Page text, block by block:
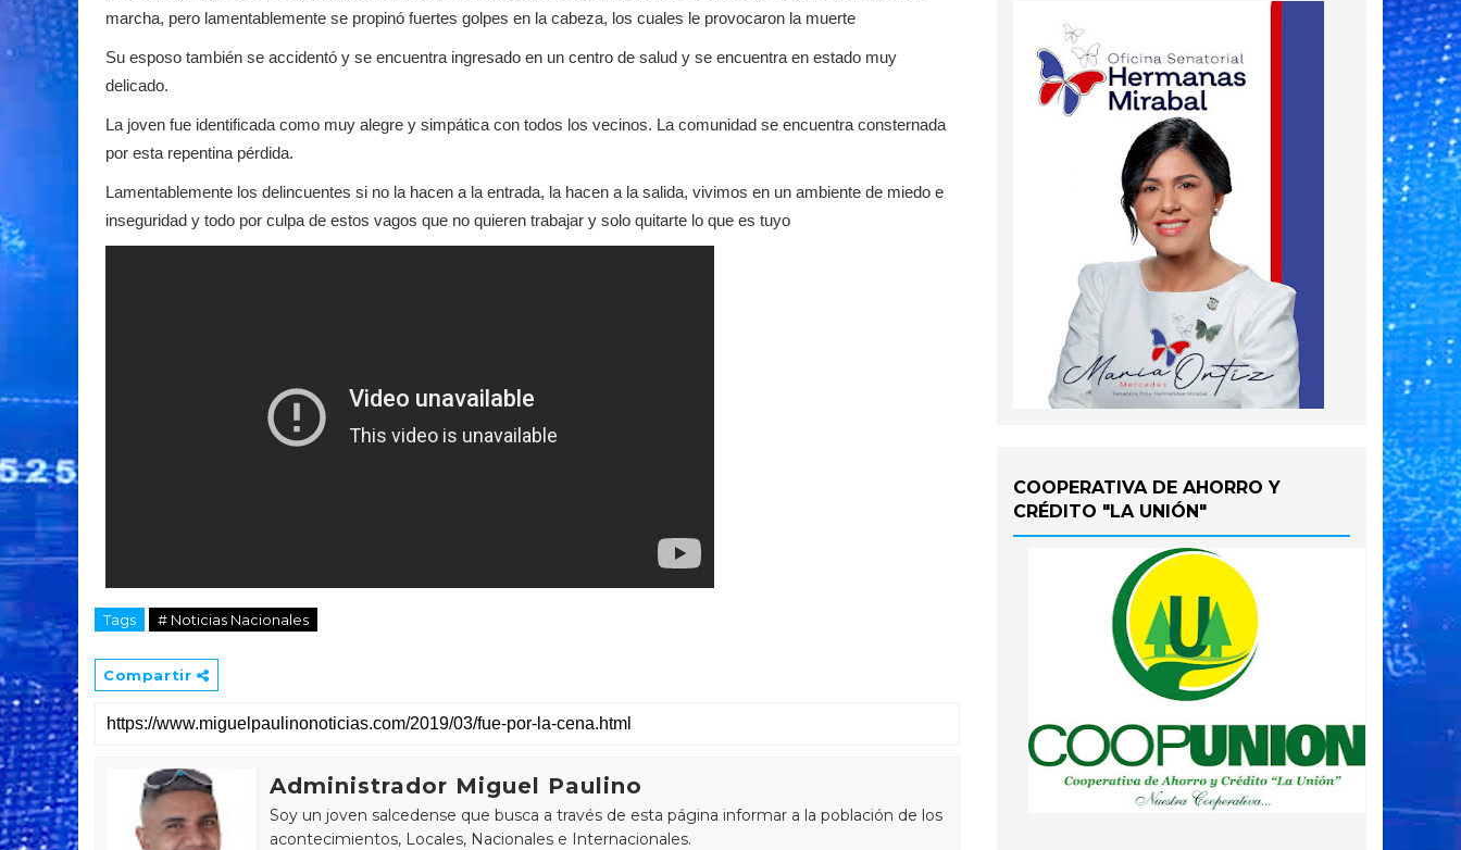
marcha, pero lamentablemente se propinó fuertes golpes en la cabeza, los cuales le provocaron la muerte
Su esposo también se accidentó y se encuentra ingresado en un centro de salud y se encuentra en estado muy
delicado.
La joven fue identificada como muy alegre y simpática con todos los vecinos. La comunidad se encuentra consternada
por esta repentina pérdida.
Lamentablemente los delincuentes si no la hacen a la entrada, la hacen a la salida, vivimos en un ambiente de miedo e
inseguridad y todo por culpa de estos vagos que no quieren trabajar y solo quitarte lo que es tuyo
Tags # Noticias Nacionales
Compartir
Administrador Miguel Paulino
Soy un joven salcedense que busca a través de esta página informar a la población de los
acontecimientos, Locales, Nacionales e Internacionales.
COOPERATIVA DE AHORRO Y
CRÉDITO "LA UNIÓN"